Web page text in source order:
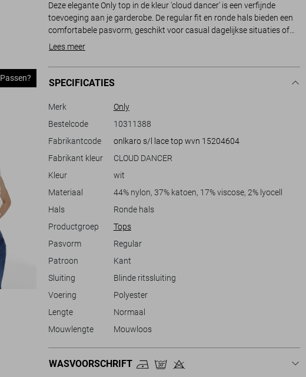
Passen?
Deze elegante Only top in de kleur 'cloud dancer' is een verfijnde
toevoeging aan je garderobe. De regular fit en ronde hals bieden een
comfortabele pasvorm, geschikt voor casual dagelijkse situaties of
een iets formelere gelegenheid. Dankzij de blinde ritssluiting aan de
delicate kanten patroon je look een vleugje vrouwelijkheid geeft.
viscose en lyocell, voelt zacht aan en blijft mooi in vorm. Met zijn
makkelijk te combineren. Draag 'm op een zomerse dag met een lichte
broek of voeg een blazer toe voor een moderne en elegante
uitstraling. Of je deze top nu naar een lunchdate of een dag op
Lees meer
SPECIFICATIES
Merk
Only
Bestelcode
10311388
Fabrikantcode
onlkaro s/l lace top wvn 15204604
Fabrikant kleur
CLOUD DANCER
Kleur
wit
Materiaal
44% nylon, 37% katoen, 17% viscose, 2% lyocell
Hals
Ronde hals
Productgroep
Tops
Pasvorm
Regular
Patroon
Kant
Sluiting
Blinde ritssluiting
Voering
Polyester
Lengte
Normaal
Mouwlengte
Mouwloos
WASVOORSCHRIFT